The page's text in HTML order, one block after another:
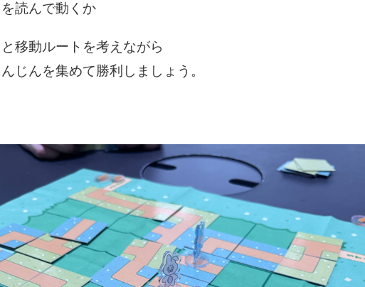
読んで動くか
移動ルートを考えながら
じんを集めて勝利しましょう。